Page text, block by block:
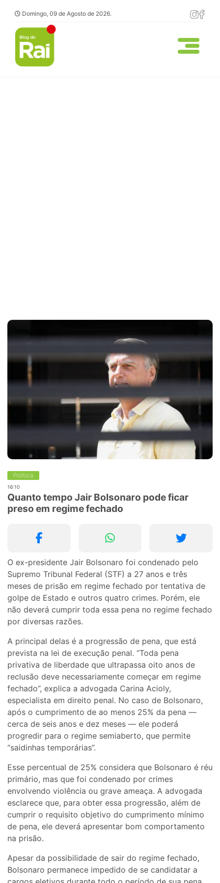
Domingo, 09 de Agosto de 2026.
Política
16:10
Quanto tempo Jair Bolsonaro pode ficar
preso em regime fechado
O ex-presidente Jair Bolsonaro foi condenado pelo
Supremo Tribunal Federal (STF) a 27 anos e três
meses de prisão em regime fechado por tentativa de
golpe de Estado e outros quatro crimes. Porém, ele
não deverá cumprir toda essa pena no regime fechado
por diversas razões.
A principal delas é a progressão de pena, que está
prevista na lei de execução penal. “Toda pena
privativa de liberdade que ultrapassa oito anos de
reclusão deve necessariamente começar em regime
fechado”, explica a advogada Carina Acioly,
especialista em direito penal. No caso de Bolsonaro,
após o cumprimento de ao menos 25% da pena —
cerca de seis anos e dez meses — ele poderá
progredir para o regime semiaberto, que permite
“saidinhas temporárias”.
Esse percentual de 25% considera que Bolsonaro é réu
primário, mas que foi condenado por crimes
envolvendo violência ou grave ameaça. A advogada
esclarece que, para obter essa progressão, além de
cumprir o requisito objetivo do cumprimento mínimo
de pena, ele deverá apresentar bom comportamento
na prisão.
Apesar da possibilidade de sair do regime fechado,
Bolsonaro permanece impedido de se candidatar a